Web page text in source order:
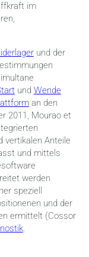
im
und der
und Wende
an den
2011, Mourao et
vertikalen Anteile
und mittels
werden
speziell
und der
ermittelt (Cossor
.